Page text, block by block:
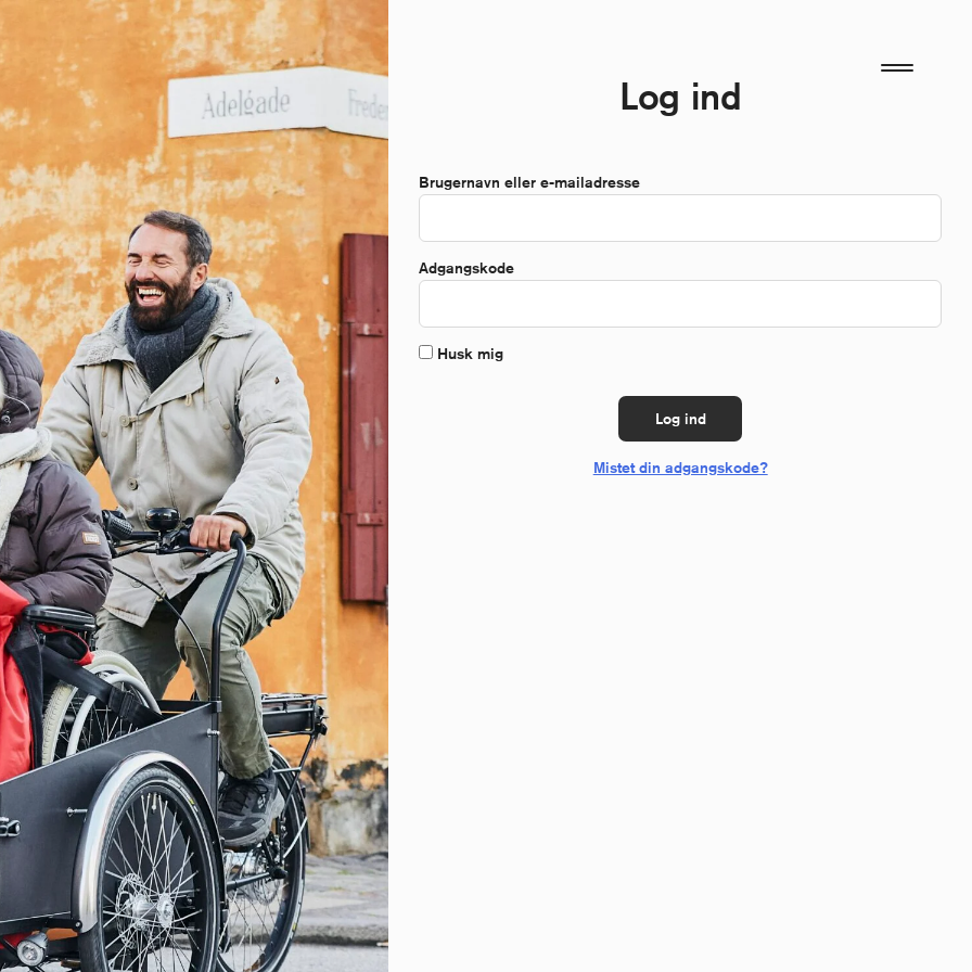
Log ind
Brugernavn eller e-mailadresse
Adgangskode
Husk mig
Log ind
Mistet din adgangskode?